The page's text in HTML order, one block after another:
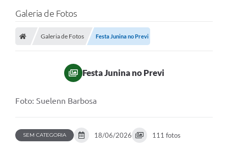
Galeria de Fotos
Galeria de Fotos Festa Junina no Previ
Festa Junina no Previ
Foto: Suelenn Barbosa
SEM CATEGORIA 18/06/2026 111 fotos